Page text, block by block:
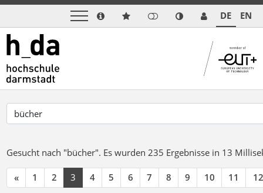
DE EN
Gesucht nach "bücher". Es wurden 235 Ergebnisse in 13
« 1 2 3 4 5 6 7 8 9 10 11 12